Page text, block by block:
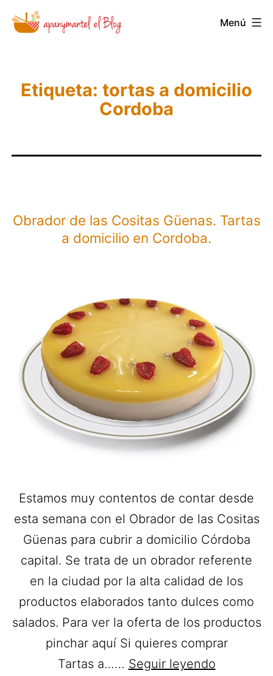
Saltar
Novedades
de
Menú
Etiqueta: tortas a domicilio
Cordoba
Obrador de las Cositas Güenas. Tartas
a domicilio en Cordoba.
Estamos muy contentos de contar desde
esta semana con el Obrador de las Cositas
Güenas para cubrir a domicilio Córdoba
capital. Se trata de un obrador referente
en la ciudad por la alta calidad de los
productos elaborados tanto dulces como
salados. Para ver la oferta de los productos
pinchar aquí Si quieres comprar
Tartas a…… Seguir leyendoObrador